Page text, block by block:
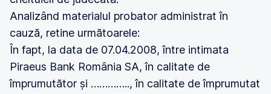
Analizând materialul probator administrat în
cauză, retine următoarele:
În fapt, la data de 07.04.2008, între intimata
Piraeus Bank România SA, în calitate de
împrumutător și ………….., în calitate de împrumutat